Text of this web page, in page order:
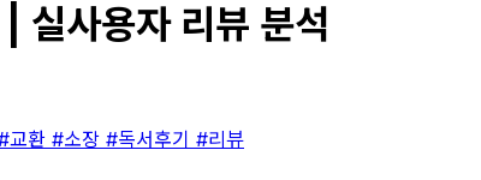
실사용자 리뷰 분석
교환 #소장 #독서후기 #리뷰